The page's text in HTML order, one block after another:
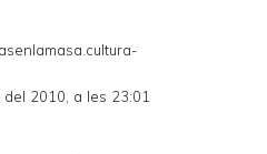
2010, a les 23:01